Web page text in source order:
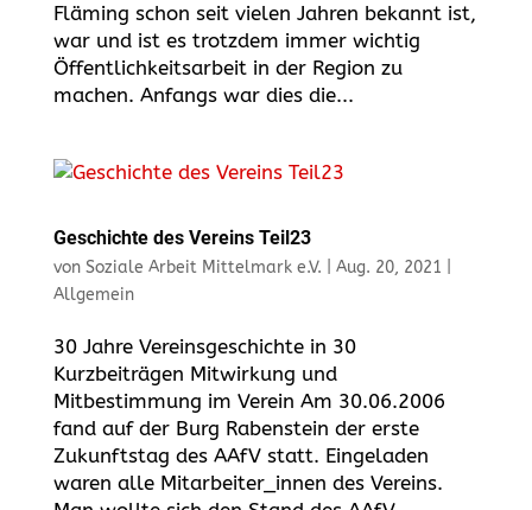
Fläming schon seit vielen Jahren bekannt ist,
war und ist es trotzdem immer wichtig
Öffentlichkeitsarbeit in der Region zu
machen. Anfangs war dies die...
Geschichte des Vereins Teil23
von Soziale Arbeit Mittelmark e.V. Aug. 20, 2021
Allgemein
30 Jahre Vereinsgeschichte in 30
Kurzbeiträgen Mitwirkung und
Mitbestimmung im Verein Am 30.06.2006
fand auf der Burg Rabenstein der erste
Zukunftstag des AAfV statt. Eingeladen
waren alle Mitarbeiter_innen des Vereins.